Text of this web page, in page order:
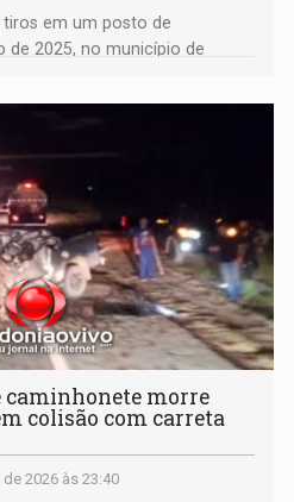
em um posto de
de 2025, no município de
caminhonete morre
colisão com carreta
2026 às 23:40